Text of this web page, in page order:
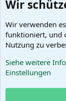
Wir
Wir verwenden
funktioniert, und
Nutzung zu
Siehe weitere
Einstellungen